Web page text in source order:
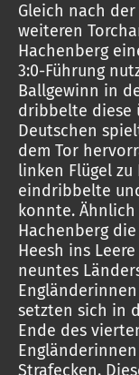
Gleich nach der
weiteren
Hachenberg
3:0-Führung
Ballgewinn in
dribbelte diese
Deutschen
dem Tor
linken Flügel zu
eindribbelte
konnte.
Hachenberg
Heesh ins
neuntes
setzten sich in
Ende des
Strafecken.